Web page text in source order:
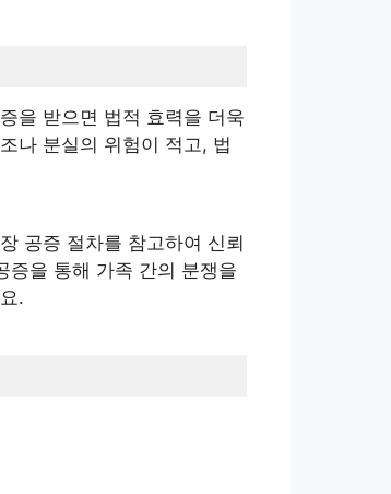
을 받으면 법적 효력을 더욱
나 분실의 위험이 적고, 법
공증 절차를 참고하여 신뢰
증을 통해 가족 간의 분쟁을
.